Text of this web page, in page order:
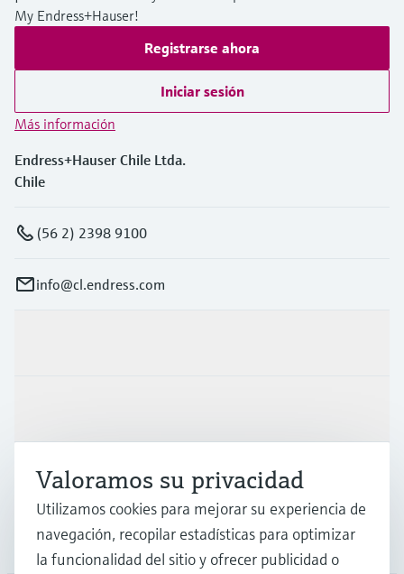
My Endress+Hauser!
Registrarse ahora
Iniciar sesión
Más información
Endress+Hauser Chile Ltda.
Chile
(56 2) 2398 9100
info@cl.endress.com
Soporte
Compañía
Valoramos su privacidad
Utilizamos cookies para mejorar su experiencia de
navegación, recopilar estadísticas para optimizar
la funcionalidad del sitio y ofrecer publicidad o